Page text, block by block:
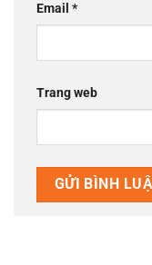
Email *
Trang web